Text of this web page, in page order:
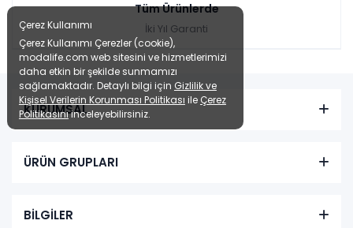
Tüm Ürünlerde
İki Yıl Garanti
KURUMSAL
ÜRÜN GRUPLARI
BİLGİLER
Çerez Kullanımı
Çerez Kullanımı Çerezler (cookie),
modalife.com web sitesini ve hizmetlerimizi
daha etkin bir şekilde sunmamızı
sağlamaktadır. Detaylı bilgi için Gizlilik ve
Kişisel Verilerin Korunması Politikası ile Çerez
Politikasınıinceleyebilirsiniz.